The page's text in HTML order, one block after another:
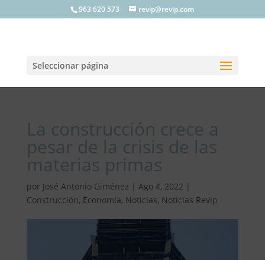
963 620 573 revip@revip.com
Seleccionar página
La construcción crece a
pesar de la crisis de las
materias primas
por José Antonio Giménez | Ago 4, 2022 |
Construcción, Economía, Noticias, Noticias Revip